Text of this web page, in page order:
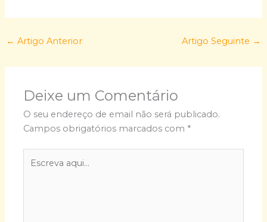
← Artigo Anterior Artigo Seguinte →
Deixe um Comentário
O seu endereço de email não será publicado.
Campos obrigatórios marcados com *
aqui...